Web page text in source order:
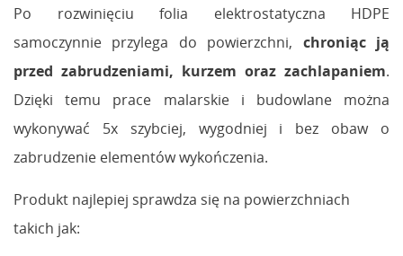
Po rozwinięciu folia elektrostatyczna HDPE
samoczynnie przylega do powierzchni, chroniąc ją
przed zabrudzeniami, kurzem oraz zachlapaniem.
Dzięki temu prace malarskie i budowlane można
wykonywać 5x szybciej, wygodniej i bez obaw o
zabrudzenie elementów wykończenia.
Produkt najlepiej sprawdza się na powierzchniach
takich jak: